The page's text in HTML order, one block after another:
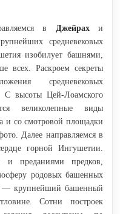
в Джейрахи
средневековых
изобилует башнями,
всех. Раскроем секреты
средневековых
С высоты Цей-Лоамского
великолепные виды
и со смотровой площадки
Далее направляемся в
горной Ингушетии.
и преданиями предков,
родовых башенных
— крупнейший башенный
Сотни построек